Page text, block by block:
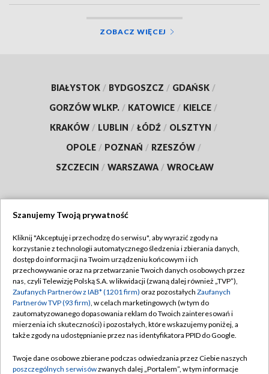
ZOBACZ WIĘCEJ
BIAŁYSTOK / BYDGOSZCZ / GDAŃSK /
GORZÓW WLKP. / KATOWICE / KIELCE /
KRAKÓW / LUBLIN / ŁÓDŹ / OLSZTYN /
OPOLE / POZNAŃ / RZESZÓW /
SZCZECIN / WARSZAWA / WROCŁAW
TVP
Abonament TVP
Emisja w TVP
Centrum informacji TVP
Naziemna Telewizja Cyfrowa
Rada Programowa
Regulamin TVP
Polityka prywatności
Moje zgody
Pomoc
Kontakt
Szanujemy Twoją prywatność
Kliknij "Akceptuję i przechodzę do serwisu", aby wyrazić zgody na
korzystanie z technologii automatycznego śledzenia i zbierania danych,
dostęp do informacji na Twoim urządzeniu końcowym i ich
przechowywanie oraz na przetwarzanie Twoich danych osobowych przez
nas, czyli Telewizję Polską S.A. w likwidacji (zwaną dalej również „TVP”),
Zaufanych Partnerów z IAB* (1201 firm) oraz pozostałych Zaufanych
Partnerów TVP (93 firm), w celach marketingowych (w tym do
zautomatyzowanego dopasowania reklam do Twoich zainteresowań i
mierzenia ich skuteczności) i pozostałych, które wskazujemy poniżej, a
także zgody na udostępnianie przez nas identyfikatora PPID do Google.
Twoje dane osobowe zbierane podczas odwiedzania przez Ciebie naszych
poszczególnych serwisówzwanych dalej „Portalem”, w tym informacje